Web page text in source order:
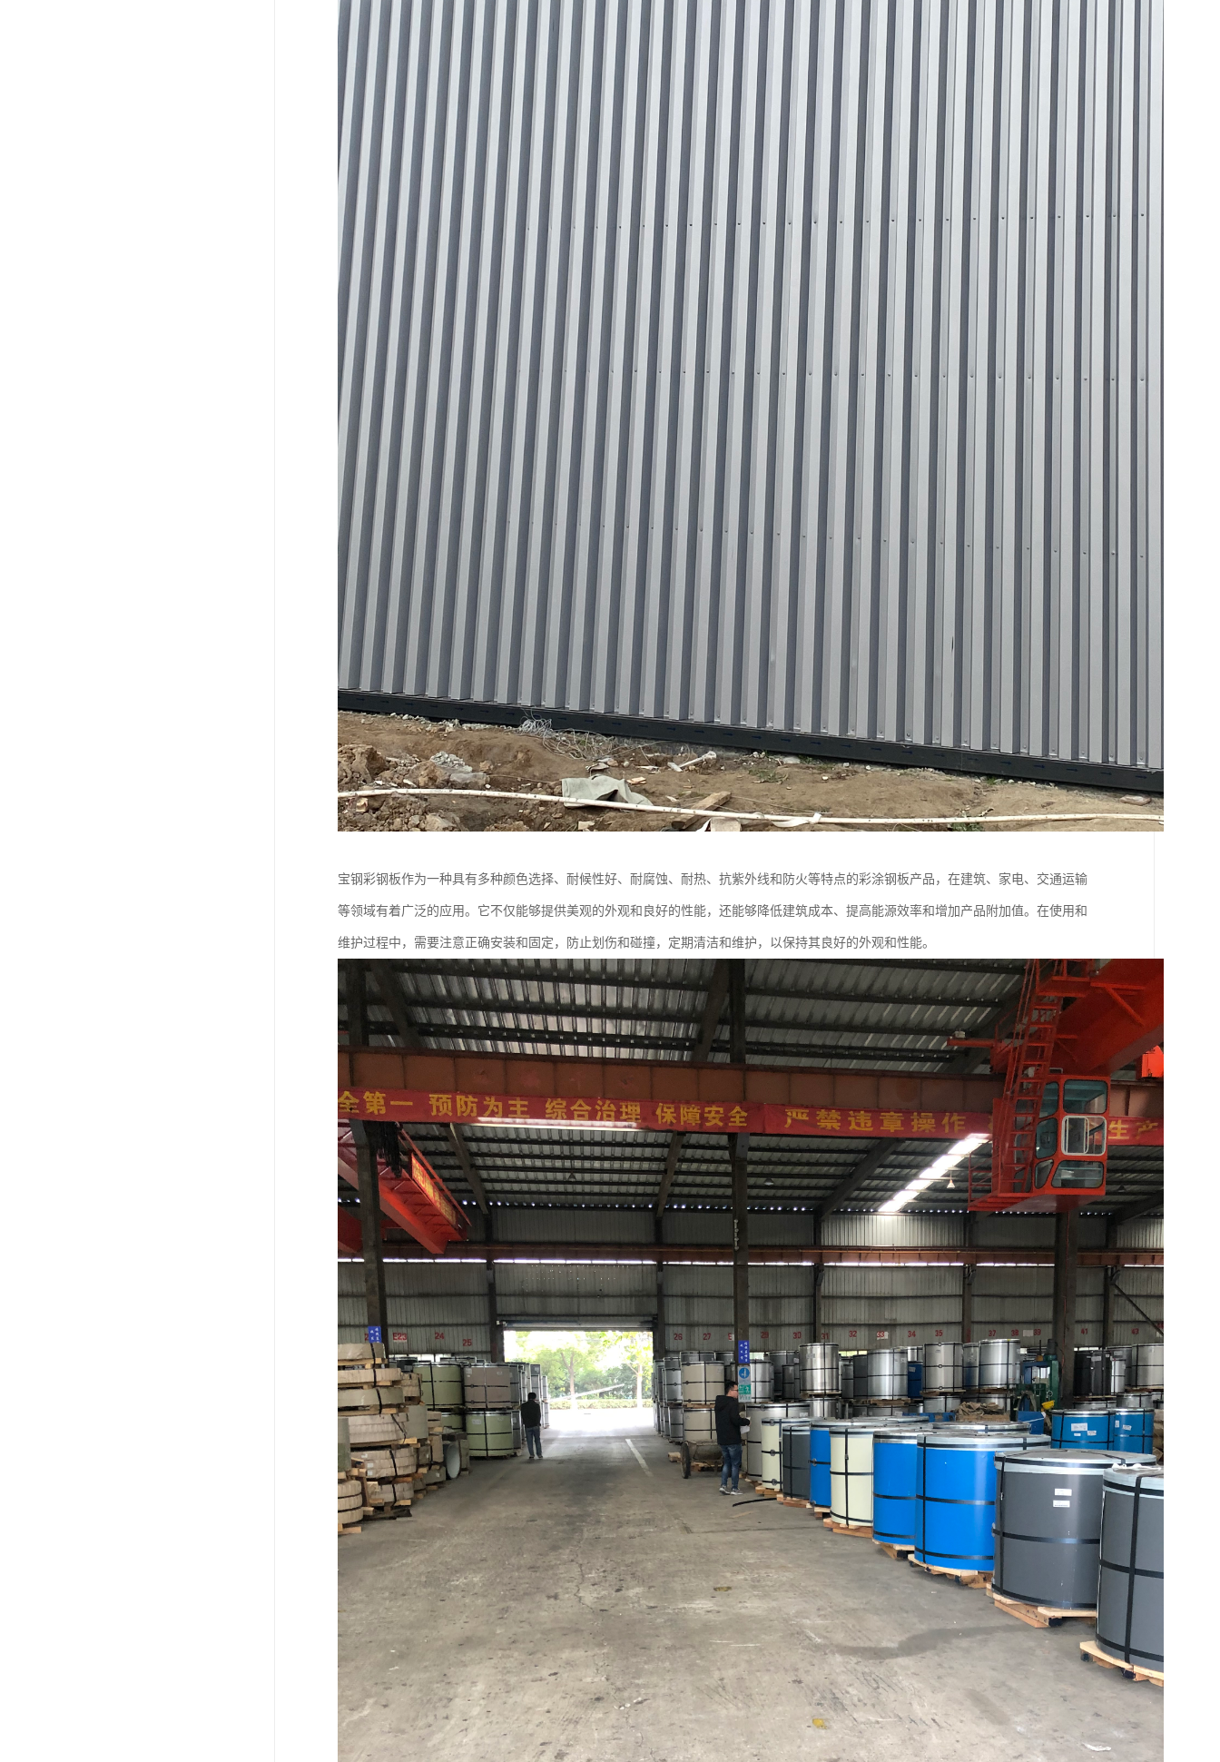
宝钢彩钢板作为一种具有多种颜色选择、耐候性好、耐腐蚀、耐热、抗紫外线和防火等特点的彩涂钢板产品，在建筑、家电、交通运输
等领域有着广泛的应用。它不仅能够提供美观的外观和良好的性能，还能够降低建筑成本、提高能源效率和增加产品附加值。在使用和
维护过程中，需要注意正确安装和固定，防止划伤和碰撞，定期清洁和维护，以保持其良好的外观和性能。